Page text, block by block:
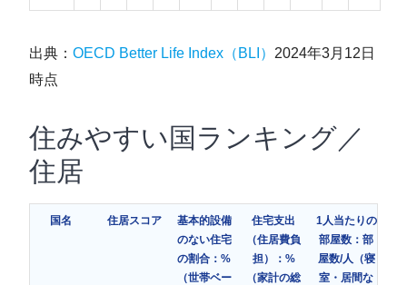
出典： OECD Better Life Index（BLI） 2024年3月12日
時点
住みやすい国ランキング／
住居
国名 住居スコア
基本的設備
のない住宅
の割合：%
（世帯ベー
住宅支出
（住居費負
担）：%
（家計の総
1人当たりの
部屋数：部
屋数/人（寝
室・居間な